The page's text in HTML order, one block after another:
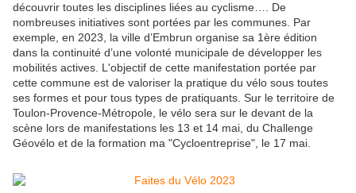
découvrir toutes les disciplines liées au cyclisme…. De
nombreuses initiatives sont portées par les communes. Par
exemple, en 2023, la ville d’Embrun organise sa 1ère édition
dans la continuité d’une volonté municipale de développer les
mobilités actives. L'objectif de cette manifestation portée par
cette commune est de valoriser la pratique du vélo sous toutes
ses formes et pour tous types de pratiquants. Sur le territoire de
Toulon-Provence-Métropole, le vélo sera sur le devant de la
scène lors de manifestations les 13 et 14 mai, du Challenge
Géovélo et de la formation ma "Cycloentreprise", le 17 mai.